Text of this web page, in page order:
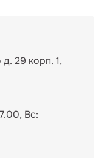
29 корп. 1,
Вс: